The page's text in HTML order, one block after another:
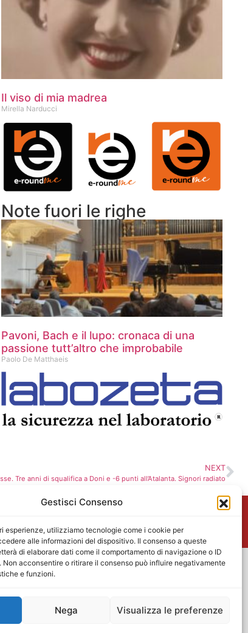
Gestisci Consenso
esperienze, utilizziamo tecnologie come i cookie per
alle informazioni del dispositivo. Il consenso a queste
di elaborare dati come il comportamento di navigazione o ID
Non acconsentire o ritirare il consenso può influire negativamente
e funzioni.
Nega Visualizza le preferenze
Il viso di mia madrea
Mirella Narducci
Note fuori le righe
Pavoni, Bach e il lupo: cronaca di una
passione tutt’altro che improbabile
Paolo De Matthaeis
NEXT
Tre anni di squalifica a Doni e -6 punti all’Atalanta. Signori radiato